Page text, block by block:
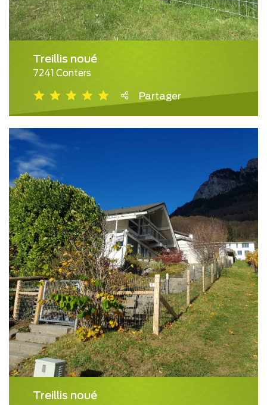
Treillis noué
7241 Conters
Partager
Treillis noué